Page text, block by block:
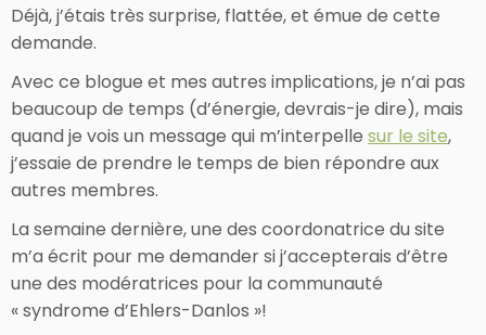
Déjà, j’étais très surprise, flattée, et émue de cette
demande.
Avec ce blogue et mes autres implications, je n’ai pas
beaucoup de temps (d’énergie, devrais-je dire), mais
quand je vois un message qui m’interpelle sur le site,
j’essaie de prendre le temps de bien répondre aux
autres membres.
La semaine dernière, une des coordonatrice du site
m’a écrit pour me demander si j’accepterais d’être
une des modératrices pour la communauté
« syndrome d’Ehlers-Danlos »!